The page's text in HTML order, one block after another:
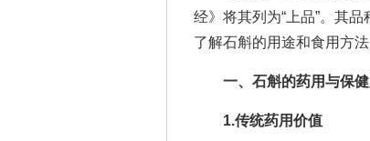
经》将其列为“上品”。其
了解石斛的用途和食用方
一、石斛的药用与保
1.传统药用价值